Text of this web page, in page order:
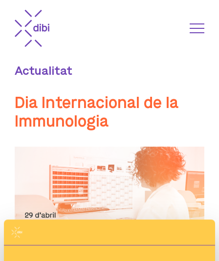
Actualitat
Dia Internacional de la
Immunologia